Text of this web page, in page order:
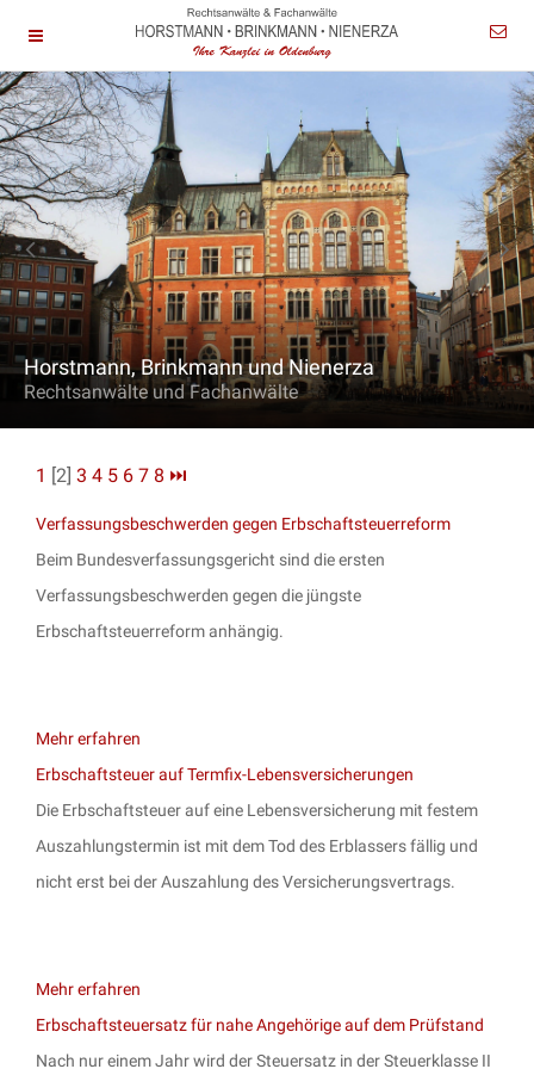
Horstmann, Brinkmann und Nienerza
Rechtsanwälte und Fachanwälte
1 [2] 3 4 5 6 7 8 ⏭
Verfassungsbeschwerden gegen Erbschaftsteuerreform
Beim Bundesverfassungsgericht sind die ersten
Verfassungsbeschwerden gegen die jüngste
Erbschaftsteuerreform anhängig.
Mehr erfahren
Erbschaftsteuer auf Termfix-Lebensversicherungen
Die Erbschaftsteuer auf eine Lebensversicherung mit festem
Auszahlungstermin ist mit dem Tod des Erblassers fällig und
nicht erst bei der Auszahlung des Versicherungsvertrags.
Mehr erfahren
Erbschaftsteuersatz für nahe Angehörige auf dem Prüfstand
Nach nur einem Jahr wird der Steuersatz in der Steuerklasse II